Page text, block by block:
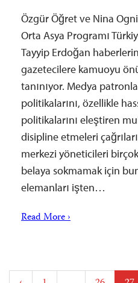
Özgür Öğret ve Nina
Orta Asya Programı
Tayyip Erdoğan
gazetecilere kamuoyu
tanınıyor. Medya
politikalarını, özellikle
politikalarını eleştiren
disipline etmeleri
merkezi yöneticileri
belaya sokmamak için
elemanları işten…
Read More ›
Posts